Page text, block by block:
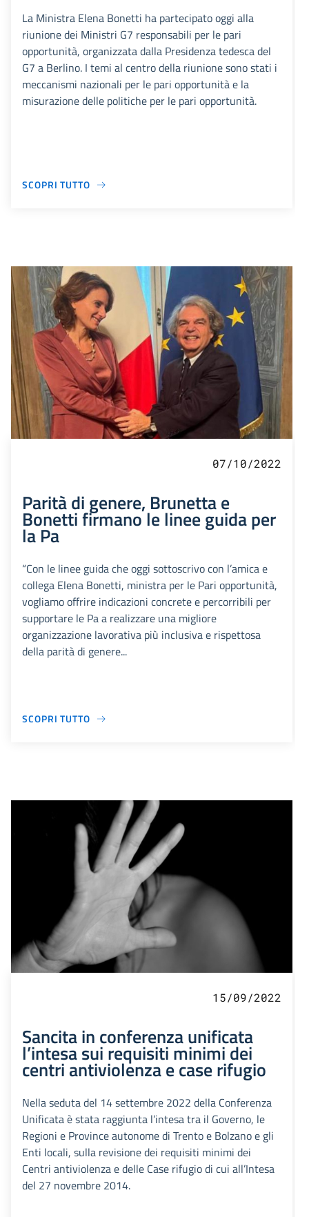
La Ministra Elena Bonetti ha partecipato oggi alla
riunione dei Ministri G7 responsabili per le pari
opportunità, organizzata dalla Presidenza tedesca del
G7 a Berlino. I temi al centro della riunione sono stati i
meccanismi nazionali per le pari opportunità e la
misurazione delle politiche per le pari opportunità.
SCOPRI TUTTO
07/10/2022
Parità di genere, Brunetta e
Bonetti firmano le linee guida per
la Pa
“Con le linee guida che oggi sottoscrivo con l’amica e
collega Elena Bonetti, ministra per le Pari opportunità,
vogliamo offrire indicazioni concrete e percorribili per
supportare le Pa a realizzare una migliore
organizzazione lavorativa più inclusiva e rispettosa
della parità di genere...
SCOPRI TUTTO
15/09/2022
Sancita in conferenza unificata
l’intesa sui requisiti minimi dei
centri antiviolenza e case rifugio
Nella seduta del 14 settembre 2022 della Conferenza
Unificata è stata raggiunta l’intesa tra il Governo, le
Regioni e Province autonome di Trento e Bolzano e gli
Enti locali, sulla revisione dei requisiti minimi dei
Centri antiviolenza e delle Case rifugio di cui all’Intesa
del 27 novembre 2014.